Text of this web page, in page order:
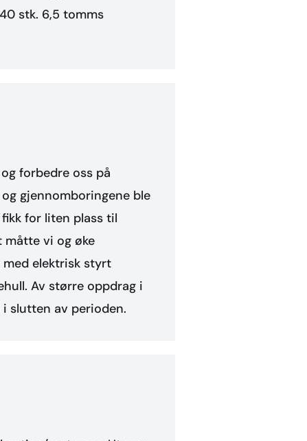
stk. 6,5 tomms
forbedre oss på
gjennomboringene ble
for liten plass til
måtte vi og øke
med elektrisk styrt
Av større oppdrag i
slutten av perioden.